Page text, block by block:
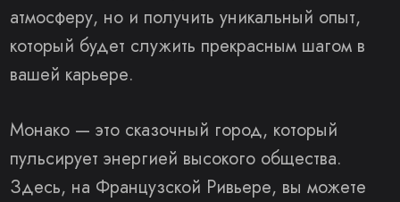
атмосферу, но и получить уникальный опыт,
который будет служить прекрасным шагом в
вашей карьере.
Монако — это сказочный город, который
пульсирует энергией высокого общества.
Здесь, на Французской Ривьере, вы можете